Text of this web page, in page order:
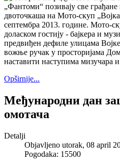
„Фантоми“ позивају све
двоточкаша на Мото-скуп
септембра 2013. године. Мото-
доласком гостију - бајкера и
предвиђен дефиле улицама
вожње ручак у просторијама
наставити наступима мизучара
Opširnije...
Међународни дан
омотача
Detalji
Objavljeno utorak, 08 april
Pogodaka: 15500